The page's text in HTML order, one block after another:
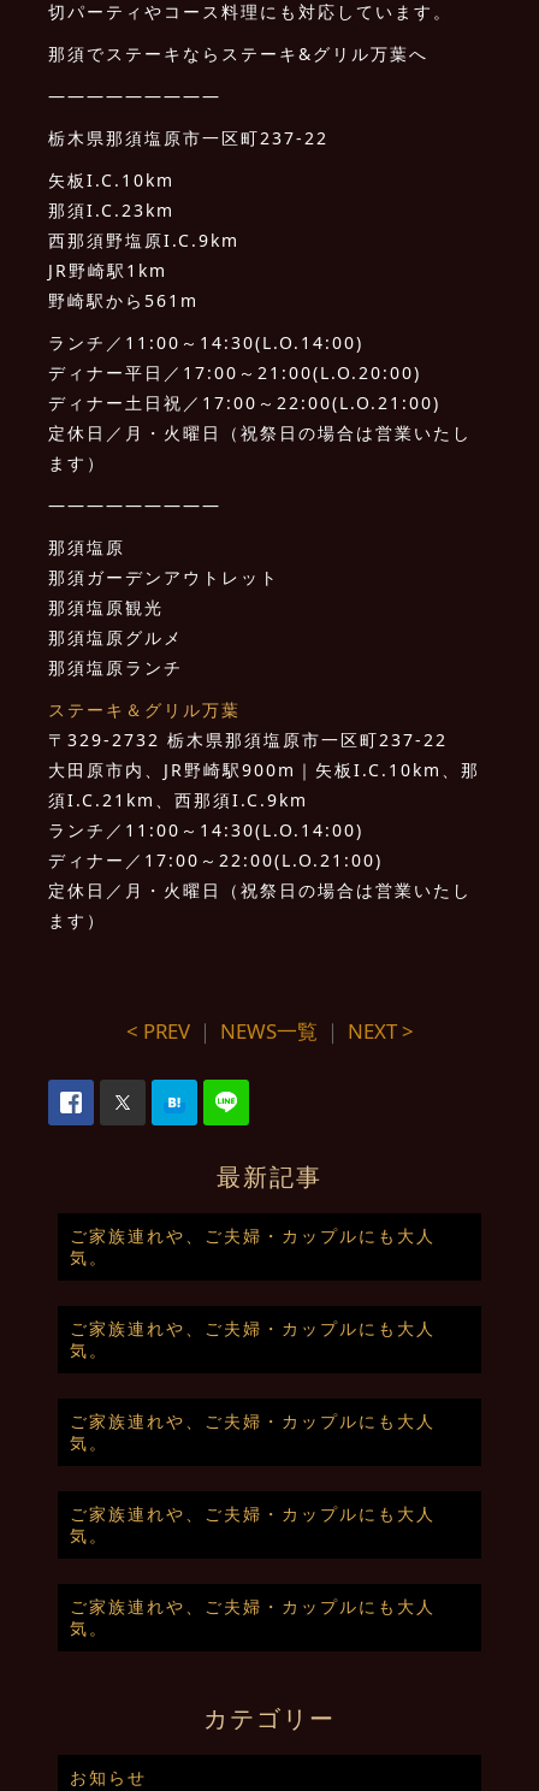
切パーティやコース料理にも対応しています。
那須でステーキならステーキ&グリル万葉へ
—————————
栃木県那須塩原市一区町237-22
矢板I.C.10km
那須I.C.23km
西那須野塩原I.C.9km
JR野崎駅1km
野崎駅から561m
ランチ／11:00～14:30(L.O.14:00)
ディナー平日／17:00～21:00(L.O.20:00)
ディナー土日祝／17:00～22:00(L.O.21:00)
定休日／月・火曜日（祝祭日の場合は営業いたし
ます）
—————————
那須塩原
那須ガーデンアウトレット
那須塩原観光
那須塩原グルメ
那須塩原ランチ
ステーキ＆グリル万葉
〒329-2732 栃木県那須塩原市一区町237-22
大田原市内、JR野崎駅900m｜矢板I.C.10km、那
須I.C.21km、西那須I.C.9km
ランチ／11:00～14:30(L.O.14:00)
ディナー／17:00～22:00(L.O.21:00)
定休日／月・火曜日（祝祭日の場合は営業いたし
ます）
< PREV｜ NEWS一覧 ｜ NEXT >
最新記事
ご家族連れや、ご夫婦・カップルにも大人
気。
ご家族連れや、ご夫婦・カップルにも大人
気。
ご家族連れや、ご夫婦・カップルにも大人
気。
ご家族連れや、ご夫婦・カップルにも大人
気。
ご家族連れや、ご夫婦・カップルにも大人
気。
カテゴリー
お知らせ